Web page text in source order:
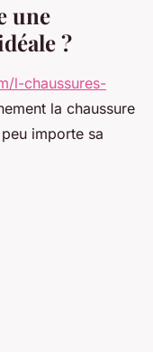
une
?
l-chaussures-
la chaussure
importe sa